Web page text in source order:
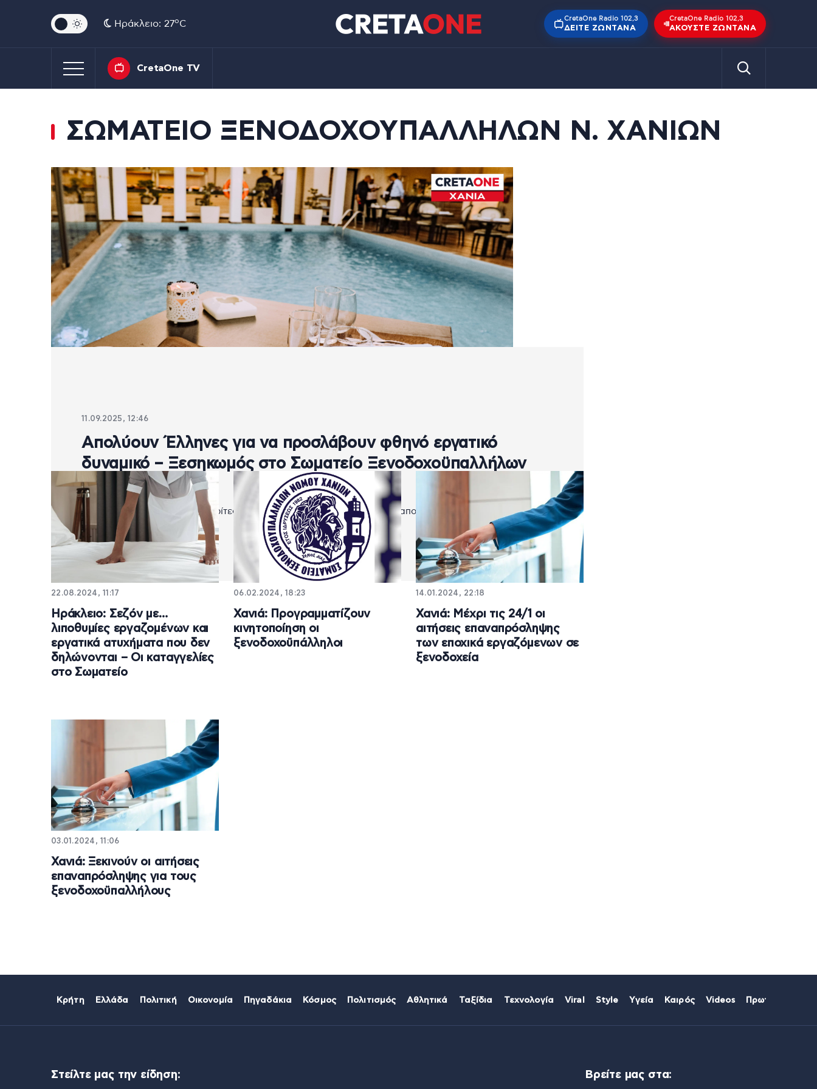
Ηράκλειο: 27oC
CretaOne Radio 102,3
ΔΕΊΤΕ ΖΩΝΤΑΝΆ
CretaOne Radio 102,3
ΑΚΟΎΣΤΕ ΖΩΝΤΑΝΆ
CretaOne TV
ΣΩΜΑΤΕΙΟ ΞΕΝΟΔΟΧΟΥΠΑΛΛΗΛΩΝ Ν. ΧΑΝΙΩΝ
11.09.2025, 12:46
Απολύουν Έλληνες για να προσλάβουν φθηνό εργατικό
δυναμικό – Ξεσηκωμός στο Σωματείο Ξενοδοχοϋπαλλήλων
Χανίων
Μετακλητοί εργαζόμενοι από τρίτες χώρες παραμένουν στις θέσεις, ενώ απολύονται μακροχρόνιοι ντόπιοι
22.08.2024, 11:17
Ηράκλειο: Σεζόν με…
λιποθυμίες εργαζομένων και
εργατικά ατυχήματα που δεν
δηλώνονται – Οι καταγγελίες
στο Σωματείο
06.02.2024, 18:23
Χανιά: Προγραμματίζουν
κινητοποίηση οι
ξενοδοχοϋπάλληλοι
14.01.2024, 22:18
Χανιά: Μέχρι τις 24/1 οι
αιτήσεις επαναπρόσληψης
των εποχικά εργαζόμενων σε
ξενοδοχεία
03.01.2024, 11:06
Χανιά: Ξεκινούν οι αιτήσεις
επαναπρόσληψης για τους
ξενοδοχοϋπαλλήλους
Κρήτη Ελλάδα Πολιτική Οικονομία Πηγαδάκια Κόσμος Πολιτισμός Αθλητικά Ταξίδια Τεχνολογία Viral Style Υγεία Καιρός Videos Πρωτοσέλιδα
Στείλτε μας την είδηση: Βρείτε μας στα: